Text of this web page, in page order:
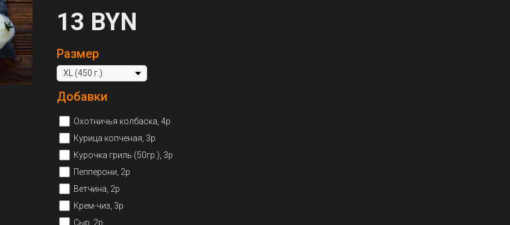
13 BYN
Размер
Добавки
Охотничья колбаска, 4р
Курица копченая, 3р
Курочка гриль (50гр.), 3р
Пепперони, 2р
Ветчина, 2р
Крем-чиз, 3р
Сыр, 2р